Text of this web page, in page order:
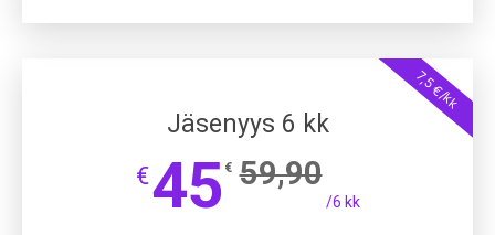
7,5 €/kk
Jäsenyys 6 kk
€45 € 59,90
/6 kk